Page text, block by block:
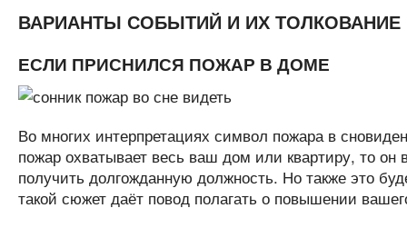
ВАРИАНТЫ СОБЫТИЙ И ИХ ТОЛКОВАНИЕ
ЕСЛИ ПРИСНИЛСЯ ПОЖАР В ДОМЕ
Во многих интерпретациях символ пожара в
пожар охватывает весь ваш дом или квартиру, то
получить долгожданную должность. Но также это
такой сюжет даёт повод полагать о повышении